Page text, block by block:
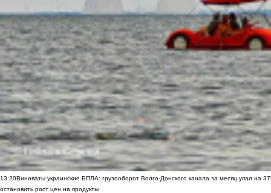
13:20Виноваты украинские БПЛА: грузооборот Волго-Донского канала за месяц упал на
остановить рост цен на продукты